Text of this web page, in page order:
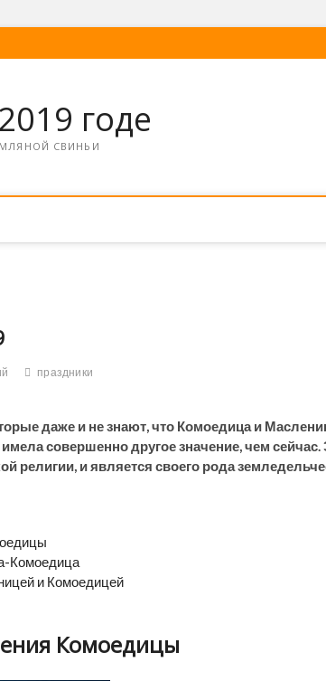
годе
СВИНЬИ
праздники
даже и не знают, что Комоедица и
совершенно другое значение, чем сейчас.
религии, и является своего рода
Комоедица
и Комоедицей
Комоедицы